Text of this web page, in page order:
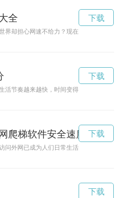
全
界却担心网速不给力？现在有了鲨鱼加速
下载
活节奏越来越快，时间变得尤为宝贵。如
下载
爬梯软件安全速度品牌
问外网已成为人们日常生活中必不可少的
下载
下载